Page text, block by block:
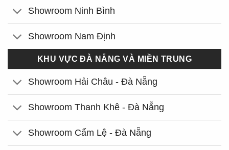
Showroom Ninh Bình
Showroom Nam Định
KHU VỰC ĐÀ NẴNG VÀ MIỀN TRUNG
Showroom Hải Châu - Đà Nẵng
Showroom Thanh Khê - Đà Nẵng
Showroom Cẩm Lệ - Đà Nẵng